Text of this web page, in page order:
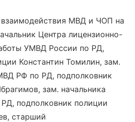
МВД и ЧОП на
Центра лицензионно-
УМВД России по РД,
Константин Томилин, зам.
РФ по РД, подполковник
зам. начальника
подполковник полиции
старший